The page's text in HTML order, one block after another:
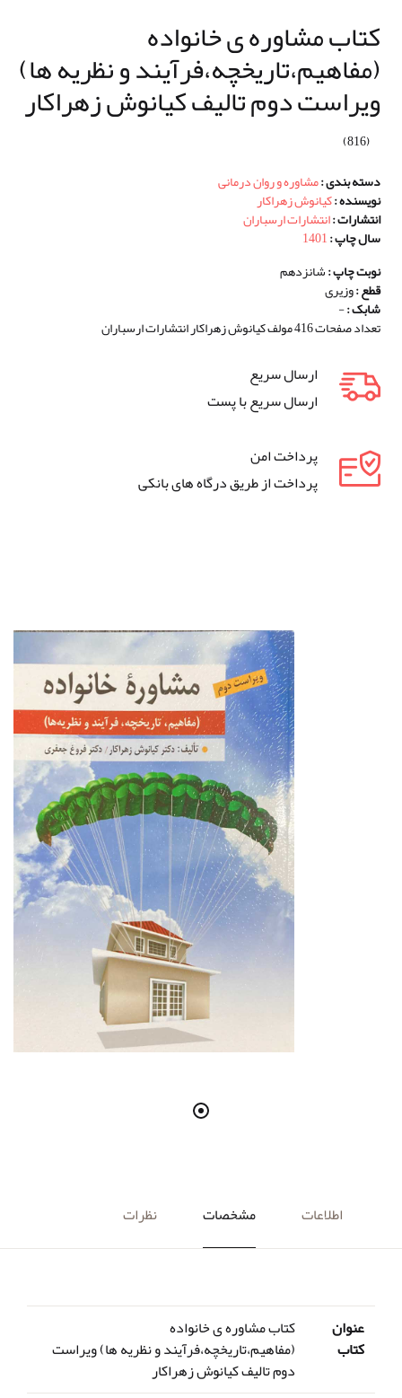
کتاب مشاوره ی خانواده
(مفاهیم،تاریخچه،فرآیند و نظریه ها)
ویراست دوم تالیف کیانوش زهراکار
(816)
دسته بندی :مشاوره و روان درمانی
نویسنده :کیانوش زهراکار
انتشارات :انتشارات ارسباران
سال چاپ :1401
نوبت چاپ :شانزدهم
قطع :وزیری
شابک :-
تعداد صفحات 416 مولف کیانوش زهراکار انتشارات ارسباران
ارسال سریع
ارسال سریع با پست
پرداخت امن
پرداخت از طریق درگاه های بانکی
اطلاعات مشخصات نظرات
عنوان
کتاب
کتاب مشاوره ی خانواده
(مفاهیم،تاریخچه،فرآیند و نظریه ها) ویراست
دوم تالیف کیانوش زهراکار